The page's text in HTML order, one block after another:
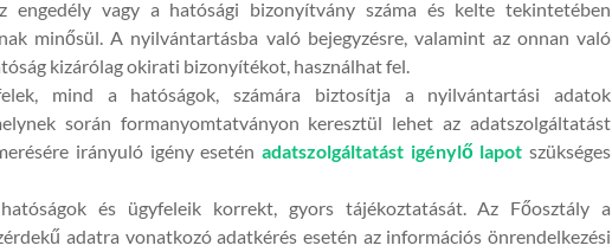
engedély vagy a hatósági bizonyítvány száma és kelte tekintetében
minősül. A nyilvántartásba való bejegyzésre, valamint az onnan való
kizárólag okirati bizonyítékot, használhat fel.
mind a hatóságok, számára biztosítja a nyilvántartási adatok
során formanyomtatványon keresztül lehet az adatszolgáltatást
irányuló igény esetén adatszolgáltatást igénylő lapot szükséges
és ügyfeleik korrekt, gyors tájékoztatását. Az Főosztály a
adatra vonatkozó adatkérés esetén az információs önrendelkezési